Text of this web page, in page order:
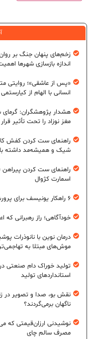
زخم‌های پنهان جنگ بر
اندازه بازسازی شهرها
«پس از عاشقی»؛ روایتی
انسانی با الهام از کیارستمی
هشدار پژوهشگران:
مغز نوزاد را تحت تأثیر
شیک و همیشه‌مد داشته
راهنمای ست کردن پیراهن
اسمارت کژوال
۶ راهکار یونیسف برای پرورش عادت‌های غذایی سالم در کودکان
خودآگاهی؛ راز رهبرانی
موش‌های مبتلا به
تولید خوراک دام صنعتی
استانداردهای تولید
نقش بو، صدا و تصویر در
ناگهان برمی‌گردند؟
نوشیدنی ارزان‌قیمتی که
مصرف سالم چای